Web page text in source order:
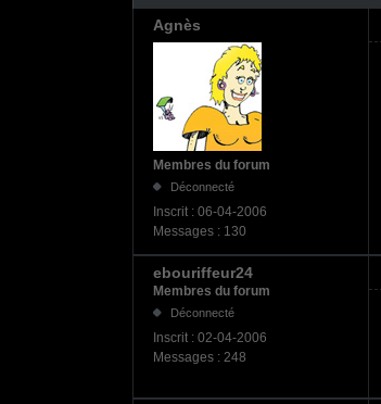
Agnès
Membres du forum
Déconnecté
Inscrit : 06-04-2006
Messages : 130
ebouriffeur24
Membres du forum
Déconnecté
Inscrit : 02-04-2006
Messages : 248